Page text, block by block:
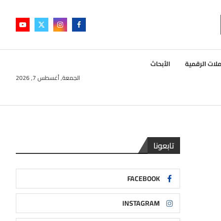
الرقمية الأبحاث
الجمعة, أغسطس 7, 2026
تابعونا
FACEBOOK
INSTAGRAM